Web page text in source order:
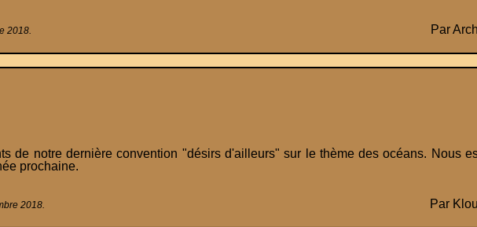
Par
2018.
de notre dernière convention "désirs d'ailleurs" sur le thème des océans. Nous
prochaine.
Par
2018.